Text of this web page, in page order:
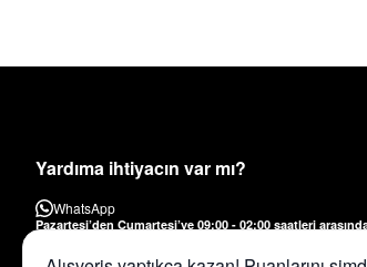
Yardıma ihtiyacın var mı?
WhatsApp
Pazartesi’den Cumartesi’ye 09:00 - 02:00 saatleri